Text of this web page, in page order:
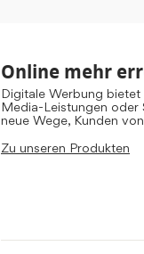
Online mehr
Digitale Werbung
Media-Leistungen oder
neue Wege, Kunden
Zu unseren Produkten